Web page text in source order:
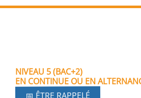
NIVEAU 5 (BAC+2)
EN CONTINUE OU EN
📅 ÊTRE RAPPELÉ